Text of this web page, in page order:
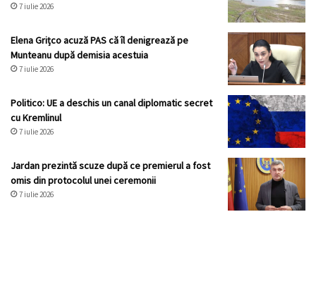
7 iulie 2026
Elena Grițco acuză PAS că îl denigrează pe
Munteanu după demisia acestuia
7 iulie 2026
Politico: UE a deschis un canal diplomatic secret
cu Kremlinul
7 iulie 2026
Jardan prezintă scuze după ce premierul a fost
omis din protocolul unei ceremonii
7 iulie 2026